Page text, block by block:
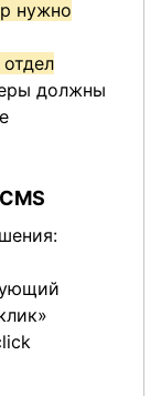
нужно
отдел
должны